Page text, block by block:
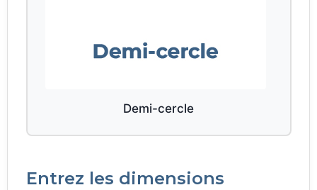
Demi-cercle
Entrez les dimensions